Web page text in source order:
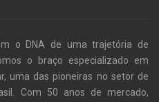
o DNA de uma trajetória de
o braço especializado em
uma das pioneiras no setor de
Com 50 anos de mercado,